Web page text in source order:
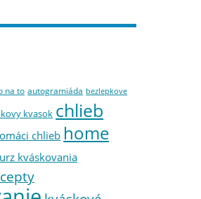
na to autogramiáda bezlepkove
kvasok chlieb
chlieb home
kváskovania